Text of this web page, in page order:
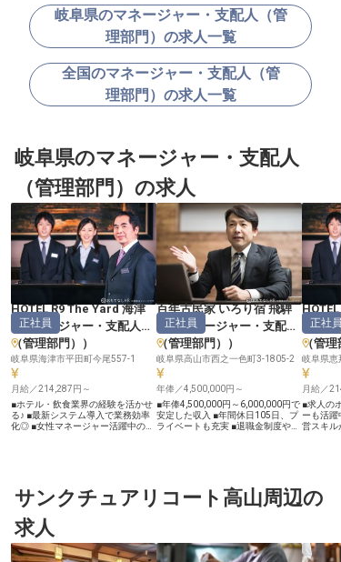
岐阜県のマネージャー・支配人（管
理部門）の求人一覧
全国のマネージャー・支配人（管
理部門）の求人一覧
岐阜県のマネージャー・支配人
（管理部門）の求人
HOTEL R9 The Yard 海津
（マネージャー・支配人
（管理部門）
）
正社員
岐阜県海津市平田町今尾557-1
月給／214,287円～
■ホテル・飲食業界の経験を活かせ
る♪ ■最新システム導入で業務効率
化◎ ■女性マネージャー活躍中の職
するための運営マネージャーを募集
しています。スマホでのセルフチェ
し、効率的なホテル運営を実現。予
約管理からスタッフ教育、施設管理
まで、ホテル運営の要としてご活躍
いただけます。お客様の笑顔のため
百年古民家 いろり宿 飛騨
屋（マネージャー・支配人
（管理部門）
）
正社員
岐阜県高山市西之一色町3-1805-2
年俸／4,500,000円～
■年俸4,500,000円～6,000,000円で
安定した収入 ■年間休日105日、プ
ライベートも充実 ■退職金制度や子
る様々な観光施設の統括責任者とし
て、お客様に心温まるおもてなしを
し、お客様の心に残る感動を創造す
るやりがいのあるお仕事です。 あ
（マネ
（管理
正社員
岐阜県恵
月給／
■求人の
ーも活躍
営スキ
た来た
います。
マホチェ
DXを積
サンクチュアリコート高山周辺の
求人